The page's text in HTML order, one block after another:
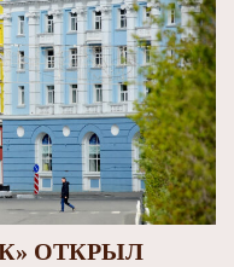
ОТКРЫЛ